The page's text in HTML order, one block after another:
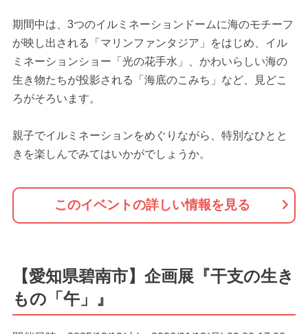
期間中は、3つのイルミネーションドームに海のモチーフ
が映し出される「マリンファンタジア」をはじめ、イル
ミネーションショー「光の花手水」、かわいらしい海の
生き物たちが投影される「海底のこみち」など、見どこ
ろがそろいます。
親子でイルミネーションをめぐりながら、特別なひとと
きを楽しんでみてはいかがでしょうか。
このイベントの詳しい情報を見る
【愛知県碧南市】企画展『干支の生き
もの「午」』